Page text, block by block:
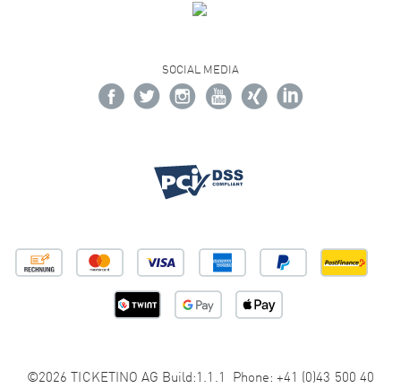
SOCIAL MEDIA
©2026 TICKETINO AG Build:1.1.1 Phone: +41 (0)43 500 40